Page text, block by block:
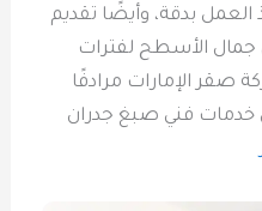
بدقة، وأيضًا تقديم
الأسطح لفترات
صقر الإمارات مرادفًا
خدمات فني صبغ جدران